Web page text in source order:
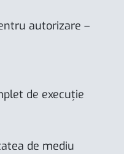
autorizare –
de execuție
de mediu